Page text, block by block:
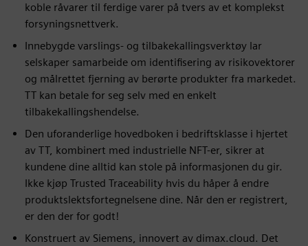
koble råvarer til ferdige varer på tvers av et komplekst
forsyningsnettverk.
Innebygde varslings- og tilbakekallingsverktøy lar
selskaper samarbeide om identifisering av risikovektorer
og målrettet fjerning av berørte produkter fra markedet.
TT kan betale for seg selv med en enkelt
tilbakekallingshendelse.
Den uforanderlige hovedboken i bedriftsklasse i hjertet
av TT, kombinert med industrielle NFT-er, sikrer at
kundene dine alltid kan stole på informasjonen du gir.
Ikke kjøp Trusted Traceability hvis du håper å endre
produktslektsfortegnelsene dine. Når den er registrert,
er den der for godt!
Konstruert av Siemens, innovert av dimax.cloud. Det